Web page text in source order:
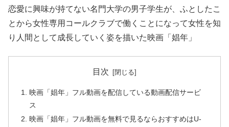
恋愛に興味が持てない名門大学の男子学生が、ふとしたこ
とから女性専用コールクラブで働くことになって女性を知
り人間として成長していく姿を描いた映画「娼年」
目次
映画「娼年」フル動画を配信している動画配信サービ
ス
映画「娼年」フル動画を無料で見るならおすすめはU-